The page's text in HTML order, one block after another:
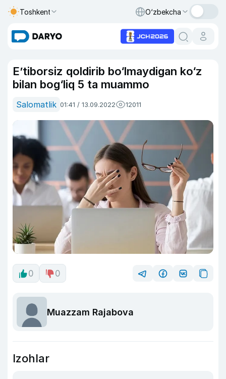
Toshkent O‘zbekcha
E’tiborsiz qoldirib bo‘lmaydigan ko‘z
bilan bog‘liq 5 ta muammo
Salomatlik 01:41 / 13.09.2022 12011
0 0
Muazzam Rajabova
Izohlar